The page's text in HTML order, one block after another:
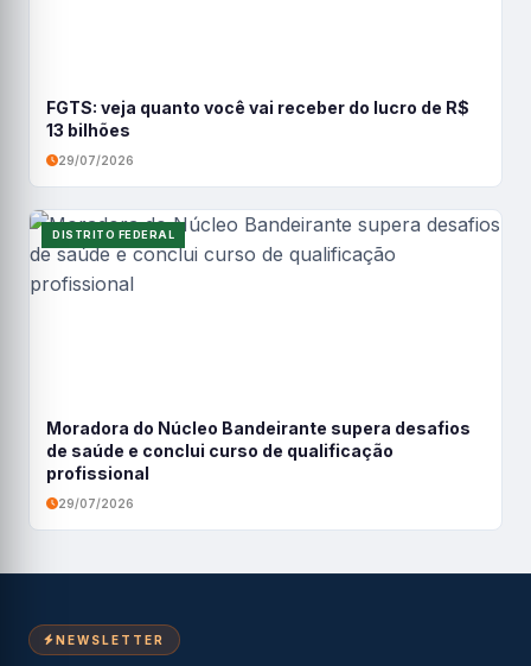
FGTS: veja quanto você vai receber do lucro de R$
13 bilhões
29/07/2026
DISTRITO FEDERAL
Moradora do Núcleo Bandeirante supera desafios
de saúde e conclui curso de qualificação
profissional
29/07/2026
NEWSLETTER